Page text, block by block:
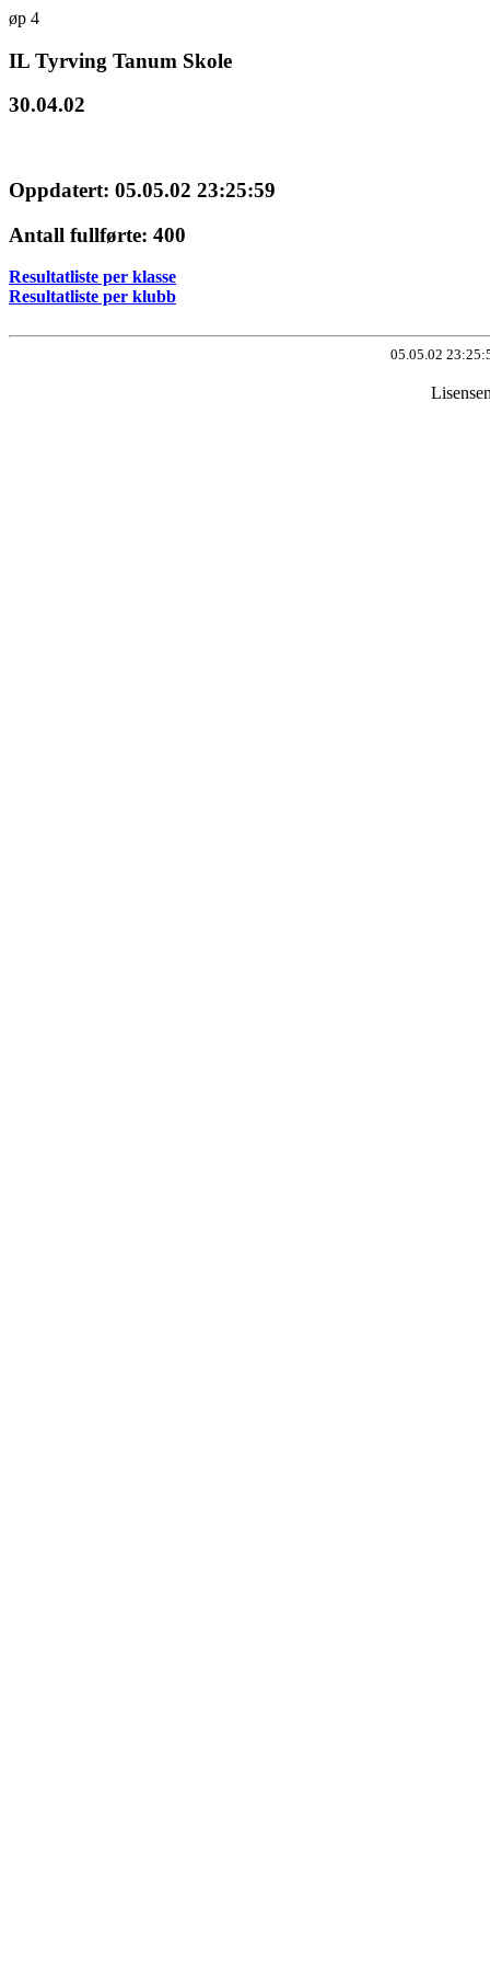
øp 4
IL Tyrving Tanum Skole
30.04.02
Oppdatert: 05.05.02 23:25:59
Antall fullførte: 400
Resultatliste per klasse
Resultatliste per klubb
05.05.02